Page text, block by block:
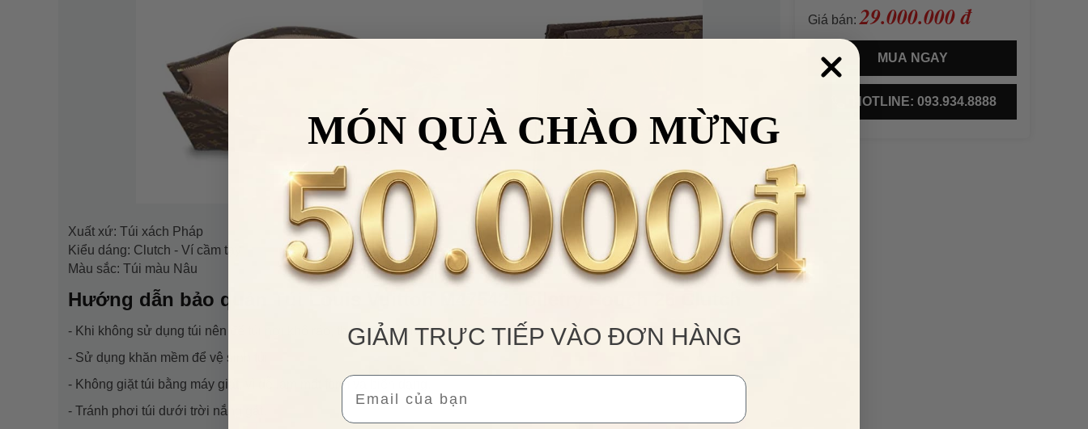
Xuất xứ: Túi xách Pháp
Kiểu dáng: Clutch - Ví cầm tay
Màu sắc: Túi màu Nâu
Hướng dẫn bảo quản Túi Louis Vuitton M47542 Toiletry Pouch 26 Clutch
- Khi không sử dụng túi nên để túi nơi khô ráo, thoáng mát, tránh nơi ẩm mốc.
- Sử dụng khăn mềm để vệ sinh túi.
- Không giặt túi bằng máy giặt, vì dễ làm mất form và biến dạng.
- Tránh phơi túi dưới trời nắng gắt.
Giá bán: 29.000.000 đ
MUA NGAY
HOTLINE: 093.934.8888
MÓN QUÀ CHÀO MỪNG
GIẢM TRỰC TIẾP VÀO ĐƠN HÀNG
Email